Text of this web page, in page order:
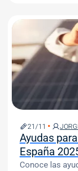
Image
21/11
Ayudas
España
Conoce las